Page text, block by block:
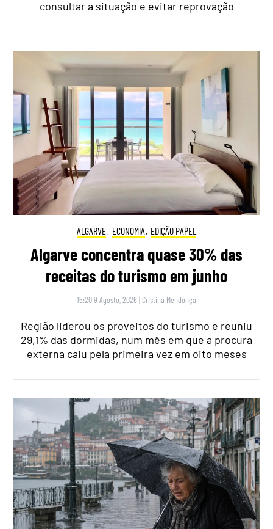
consultar a situação e evitar reprovação
ALGARVE, ECONOMIA, EDIÇÃO PAPEL
Algarve concentra quase 30% das
receitas do turismo em junho
15:20 9 Agosto, 2026 | Cristina Mendonça
Região liderou os proveitos do turismo e reuniu
29,1% das dormidas, num mês em que a procura
externa caiu pela primeira vez em oito meses